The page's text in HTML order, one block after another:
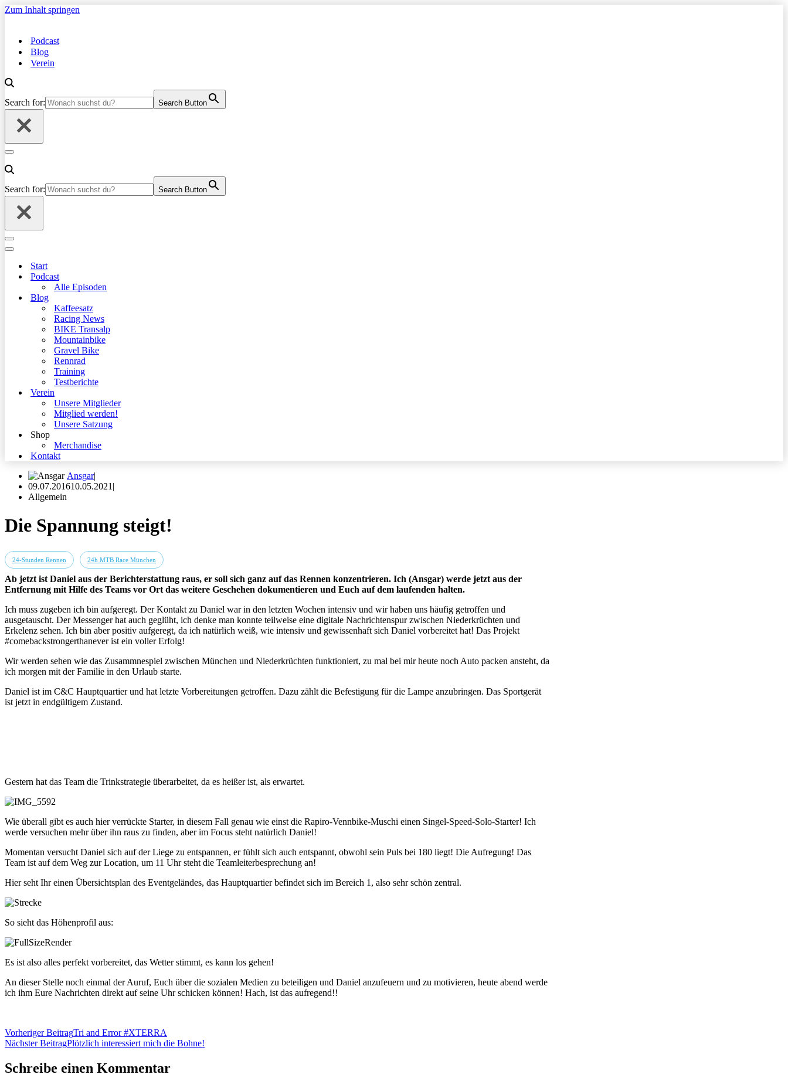
Zum Inhalt springen
Podcast
Blog
Verein
Search for: Search Button
Navigationsmenü
Search for: Search Button
Navigationsmenü
Navigationsmenü
Start
Podcast
Alle Episoden
Blog
Kaffeesatz
Racing News
BIKE Transalp
Mountainbike
Gravel Bike
Rennrad
Training
Testberichte
Verein
Unsere Mitglieder
Mitglied werden!
Unsere Satzung
Shop
Merchandise
Kontakt
Ansgar
09.07.201610.05.2021
Allgemein
Die Spannung steigt!
24-Stunden Rennen 24h MTB Race München
Ab jetzt ist Daniel aus der Berichterstattung raus, er soll sich ganz auf das Rennen konzentrieren. Ich (Ansgar) werde jetzt aus der
Entfernung mit Hilfe des Teams vor Ort das weitere Geschehen dokumentieren und Euch auf dem laufenden halten.
Ich muss zugeben ich bin aufgeregt. Der Kontakt zu Daniel war in den letzten Wochen intensiv und wir haben uns häufig getroffen und
ausgetauscht. Der Messenger hat auch geglüht, ich denke man konnte teilweise eine digitale Nachrichtenspur zwischen Niederkrüchten und
Erkelenz sehen. Ich bin aber positiv aufgeregt, da ich natürlich weiß, wie intensiv und gewissenhaft sich Daniel vorbereitet hat! Das Projekt
#comebackstrongerthanever ist ein voller Erfolg!
Wir werden sehen wie das Zusammnespiel zwischen München und Niederkrüchten funktioniert, zu mal bei mir heute noch Auto packen ansteht, da
ich morgen mit der Familie in den Urlaub starte.
Daniel ist im C&C Hauptquartier und hat letzte Vorbereitungen getroffen. Dazu zählt die Befestigung für die Lampe anzubringen. Das Sportgerät
ist jetzt in endgültigem Zustand.
Gestern hat das Team die Trinkstrategie überarbeitet, da es heißer ist, als erwartet.
Wie überall gibt es auch hier verrückte Starter, in diesem Fall genau wie einst die Rapiro-Vennbike-Muschi einen Singel-Speed-Solo-Starter! Ich
werde versuchen mehr über ihn raus zu finden, aber im Focus steht natürlich Daniel!
Momentan versucht Daniel sich auf der Liege zu entspannen, er fühlt sich auch entspannt, obwohl sein Puls bei 180 liegt! Die Aufregung! Das
Team ist auf dem Weg zur Location, um 11 Uhr steht die Teamleiterbesprechung an!
Hier seht Ihr einen Übersichtsplan des Eventgeländes, das Hauptquartier befindet sich im Bereich 1, also sehr schön zentral.
So sieht das Höhenprofil aus:
Es ist also alles perfekt vorbereitet, das Wetter stimmt, es kann los gehen!
An dieser Stelle noch einmal der Auruf, Euch über die sozialen Medien zu beteiligen und Daniel anzufeuern und zu motivieren, heute abend werde
ich ihm Eure Nachrichten direkt auf seine Uhr schicken können! Hach, ist das aufregend!!
Vorheriger BeitragTri and Error #XTERRA
Nächster BeitragPlötzlich interessiert mich die Bohne!
Schreibe einen Kommentar